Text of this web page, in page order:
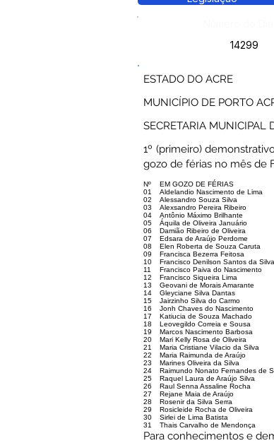
14299
ESTADO DO ACRE
MUNICÍPIO DE PORTO
SECRETARIA MUNICIPAL
1º (primeiro)
gozo de férias no mês de
Nº EM GOZO DE FÉRIAS
01
Aldelandio Nascimento de Lima
02
Alessandro Souza Silva
03
Alexsandro Pereira Ribeiro
04
Antônio Máximo Brilhante
05
Áquila de Oliveira Januário
06
Damião Ribeiro de Oliveira
07
Edsara de Araújo Perdome
08
Elen Roberta de Souza Caruta
09
Francisca Bezerra Feitosa
10
Francisco Denilson Santos da Silva
11
Francisco Paiva do Nascimento
12
Francisco Siqueira Lima
13
Geovani de Morais Amarante
14
Gleyciane Silva Dantas
15
Jairzinho Silva do Carmo
16
Jonh Chaves do Nascimento
17
Katiucia de Souza Machado
18
Leovegildo Correia e Sousa
19
Marcos Nascimento Barbosa
20
Mari Kelly Rosa de Oliveira
21
Maria Cristiane Vilacio da Silva
22
Maria Raimunda de Araújo
23
Marines Oliveira da Silva
24
Raimundo Nonato Fernandes de
25
Raquel Laura de Araújo Silva
26
Raul Senna Assaline Rocha
27
Rejane Maia de Araújo
28
Rosenir da Silva Serra
29
Rosicleide Rocha de Oliveira
30
Sirlei de Lima Batista
31
Thais Carvalho de Mendonça
Para conhecimentos e